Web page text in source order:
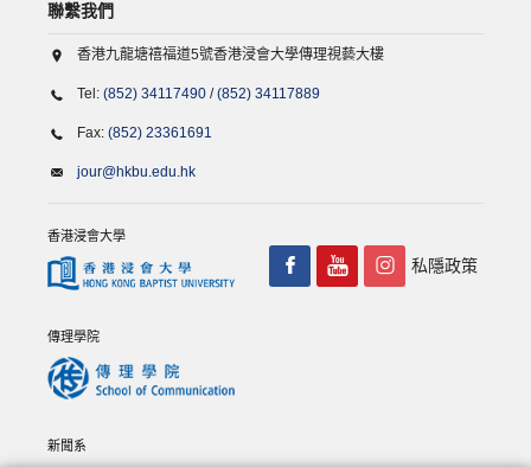
聯繫我們
香港九龍塘禧福道5號香港浸會大學傳理視藝大樓
Tel: (852) 34117490 /(852) 34117889
Fax: (852) 23361691
jour@hkbu.edu.hk
香港浸會大學
傳理學院
新聞系
私隱政策